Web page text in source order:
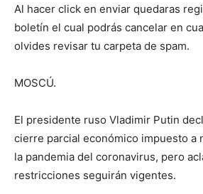
Al hacer click en enviar quedaras
boletín el cual podrás cancelar en
olvides revisar tu carpeta de spam.
MOSCÚ.
El presidente ruso Vladimir Putin
cierre parcial económico impuesto a
la pandemia del coronavirus, pero
restricciones seguirán vigentes.